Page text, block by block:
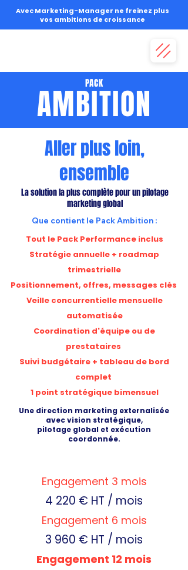
Avec Marketing-Manager ne freinez plus
vos ambitions de croissance
AMBITION
PACK
Aller plus loin,
ensemble
La solution la plus complète pour un pilotage
marketing global
Que contient le Pack Ambition :
Tout le Pack Performance inclus
Stratégie annuelle + roadmap
trimestrielle
Positionnement, offres, messages clés
Veille concurrentielle mensuelle
automatisée
Coordination d'équipe ou de
prestataires
Suivi budgétaire + tableau de bord
complet
1 point stratégique bimensuel
Une direction marketing externalisée
avec vision stratégique,
pilotage global et exécution
coordonnée.
Engagement 3 mois
4 220 € HT / mois
Engagement 6 mois
3 960 € HT / mois
Engagement 12 mois